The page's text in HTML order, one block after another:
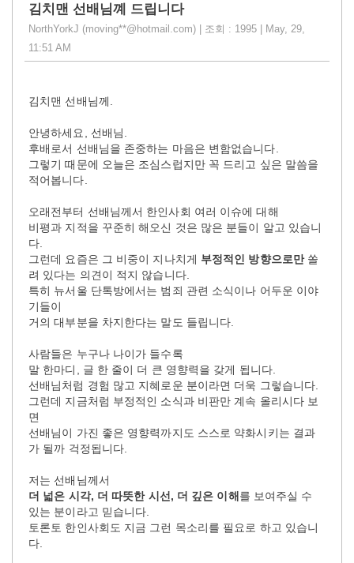
김치맨 선배님꼐 드립니다
NorthYorkJ (moving**@hotmail.com) | 조회 : 1995 | May, 29,
11:51 AM
김치맨 선배님께.
안녕하세요, 선배님.
후배로서 선배님을 존중하는 마음은 변함없습니다.
그렇기 때문에 오늘은 조심스럽지만 꼭 드리고 싶은 말씀을
적어봅니다.
오래전부터 선배님께서 한인사회 여러 이슈에 대해
비평과 지적을 꾸준히 해오신 것은 많은 분들이 알고 있습니
다.
그런데 요즘은 그 비중이 지나치게 부정적인 방향으로만쏠
려 있다는 의견이 적지 않습니다.
특히 뉴서울 단톡방에서는 범죄 관련 소식이나 어두운 이야
기들이
거의 대부분을 차지한다는 말도 들립니다.
사람들은 누구나 나이가 들수록
말 한마디, 글 한 줄이 더 큰 영향력을 갖게 됩니다.
선배님처럼 경험 많고 지혜로운 분이라면 더욱 그렇습니다.
그런데 지금처럼 부정적인 소식과 비판만 계속 올리시다 보
면
선배님이 가진 좋은 영향력까지도 스스로 약화시키는 결과
가 될까 걱정됩니다.
저는 선배님께서
더 넓은 시각, 더 따뜻한 시선, 더 깊은 이해를 보여주실 수
있는 분이라고 믿습니다.
토론토 한인사회도 지금 그런 목소리를 필요로 하고 있습니
다.